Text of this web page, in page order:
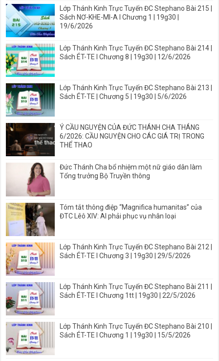
Lớp Thánh Kinh Trực Tuyến ĐC Stephano Bài 215 |
Sách NƠ-KHE-MI-A I Chương 1 | 19g30 |
19/6/2026
Lớp Thánh Kinh Trực Tuyến ĐC Stephano Bài 214 |
Sách ÉT-TE I Chương 8 | 19g30 | 12/6/2026
Lớp Thánh Kinh Trực Tuyến ĐC Stephano Bài 213 |
Sách ÉT-TE | Chương 5 | 19g30 | 5/6/2026
Ý CẦU NGUYỆN CỦA ĐỨC THÁNH CHA THÁNG
6/2026: CẦU NGUYỆN CHO CÁC GIÁ TRỊ TRONG
THỂ THAO
Đức Thánh Cha bổ nhiệm một nữ giáo dân làm
Tổng trưởng Bộ Truyền thông
Tóm tắt thông điệp “Magnifica humanitas” của
ĐTC Lêô XIV: AI phải phục vụ nhân loại
Lớp Thánh Kinh Trực Tuyến ĐC Stephano Bài 212 |
Sách ÉT-TE I Chương 3 | 19g30 | 29/5/2026
Lớp Thánh Kinh Trực Tuyến ĐC Stephano Bài 211 |
Sách ÉT-TE I Chương 1tt | 19g30 | 22/5/2026
Lớp Thánh Kinh Trực Tuyến ĐC Stephano Bài 210 |
Sách ÉT-TE I Chương 1 | 19g30 | 15/5/2026